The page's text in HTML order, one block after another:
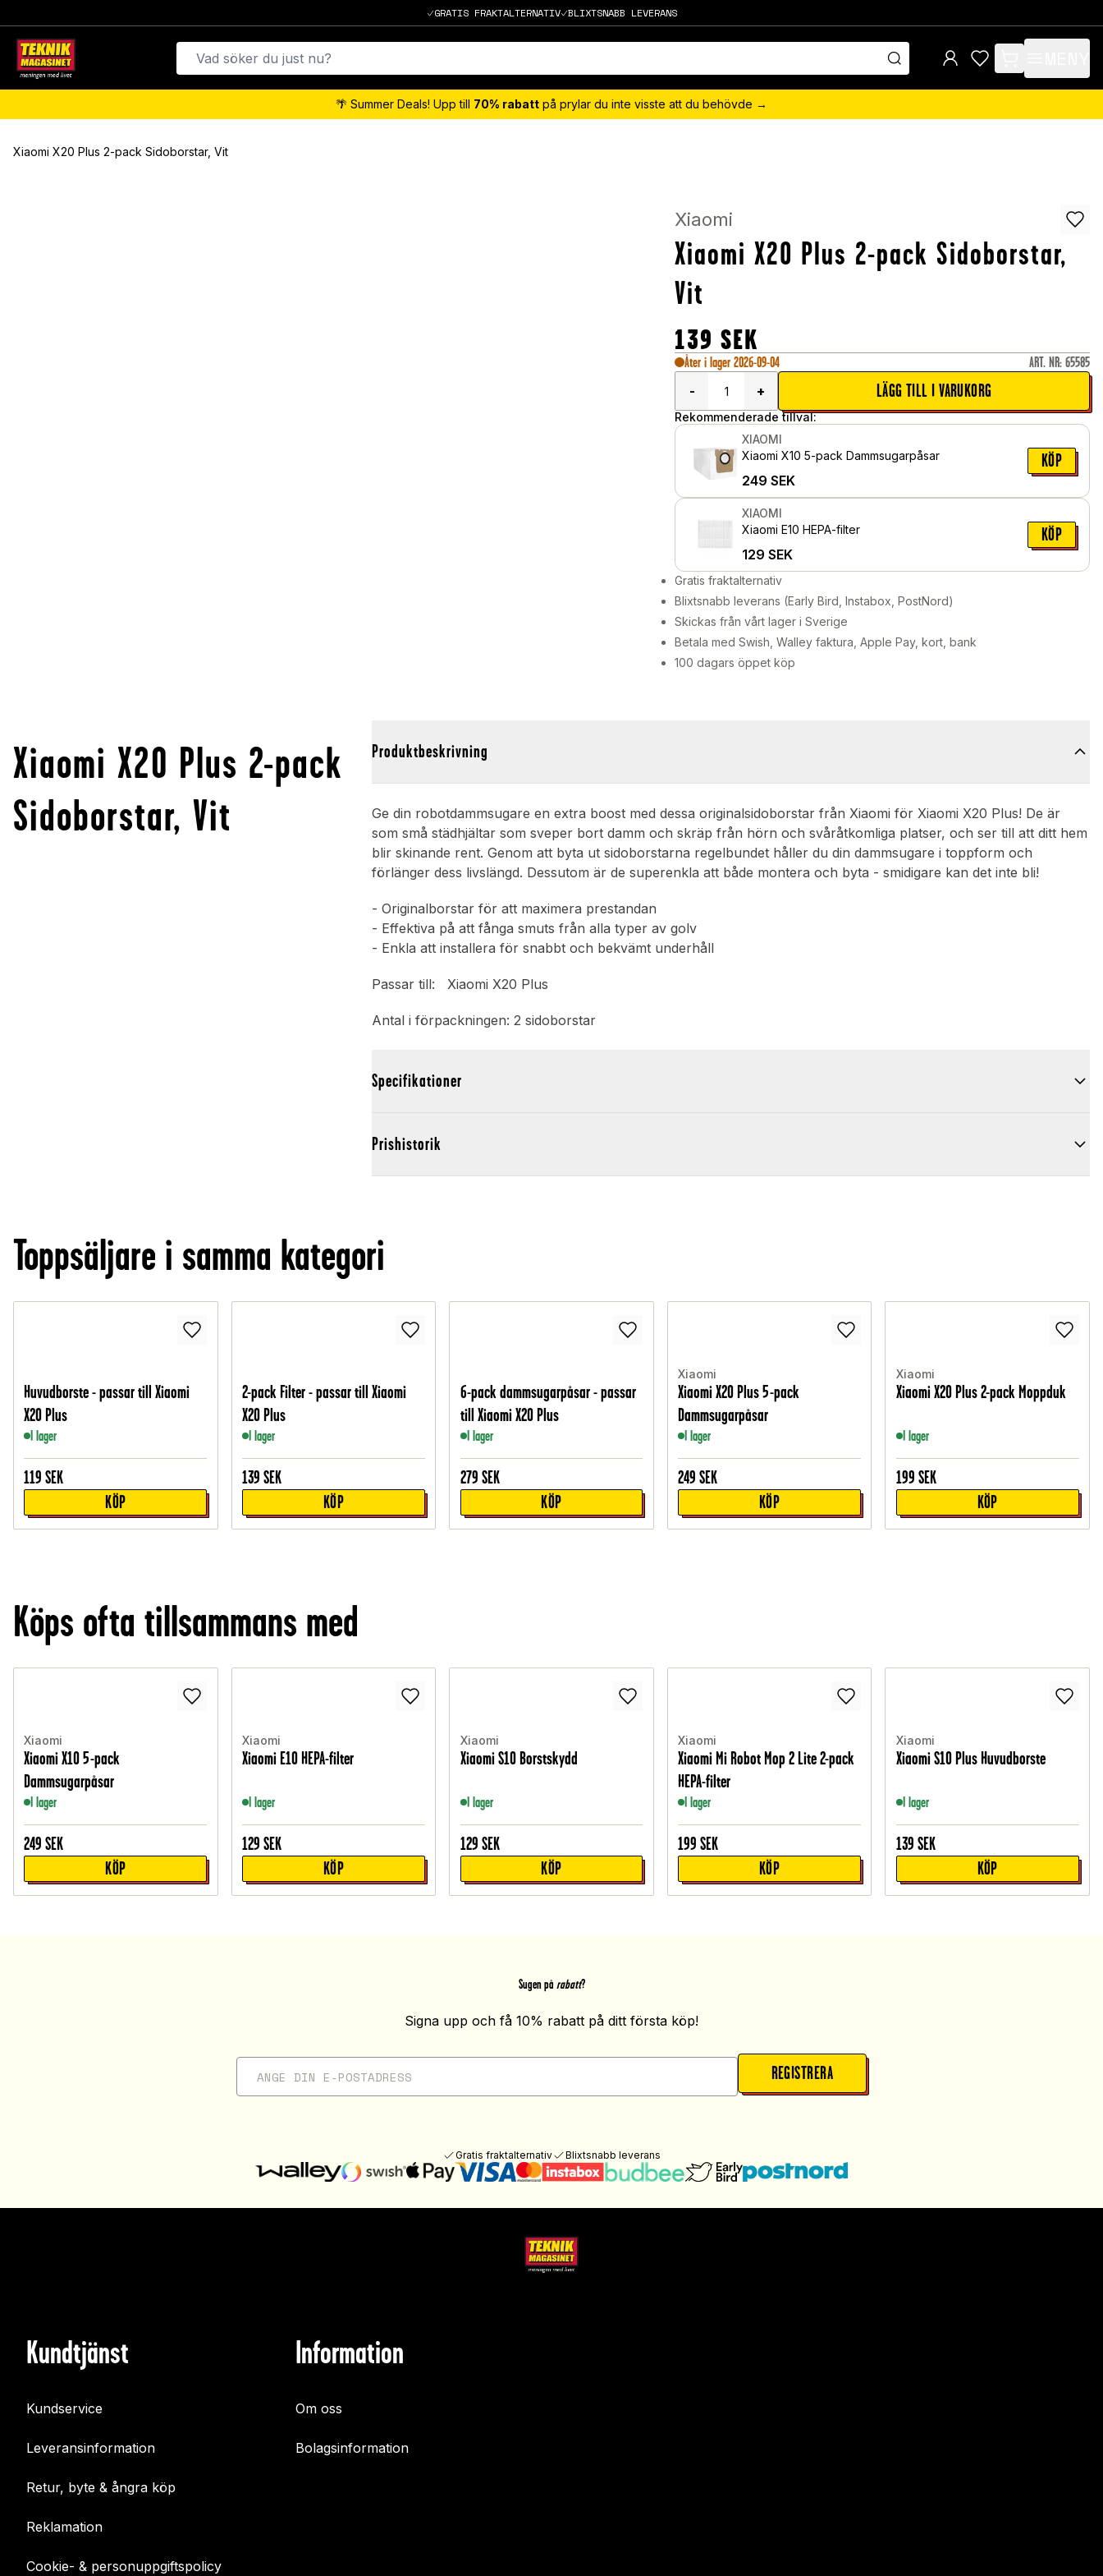
GRATIS FRAKTALTERNATIV BLIXTSNABB LEVERANS
items in cart, view
🌴 Summer Deals! Upp till 70% rabatt på prylar du inte visste att du behövde →
Xiaomi X20 Plus 2-pack Sidoborstar, Vit
Xiaomi
Xiaomi X20 Plus 2-pack Sidoborstar,
Vit
139 SEK
Åter i lager 2026-09-04 ART. NR: 65585
-
+ LÄGG TILL I VARUKORG
Rekommenderade tillval:
XIAOMI
Xiaomi X10 5-pack Dammsugarpåsar
249 SEK
KÖP
XIAOMI
Xiaomi E10 HEPA-filter
129 SEK
KÖP
Gratis fraktalternativ
Blixtsnabb leverans (Early Bird, Instabox, PostNord)
Skickas från vårt lager i Sverige
Betala med Swish, Walley faktura, Apple Pay, kort, bank
100 dagars öppet köp
Xiaomi X20 Plus 2-pack
Sidoborstar, Vit
Produktbeskrivning
Ge din robotdammsugare en extra boost med dessa originalsidoborstar från Xiaomi för Xiaomi X20 Plus! De är
som små städhjältar som sveper bort damm och skräp från hörn och svåråtkomliga platser, och ser till att ditt hem
blir skinande rent. Genom att byta ut sidoborstarna regelbundet håller du din dammsugare i toppform och
förlänger dess livslängd. Dessutom är de superenkla att både montera och byta - smidigare kan det inte bli!
- Originalborstar för att maximera prestandan
- Effektiva på att fånga smuts från alla typer av golv
- Enkla att installera för snabbt och bekvämt underhåll
Passar till: Xiaomi X20 Plus
Antal i förpackningen: 2 sidoborstar
Specifikationer
Prishistorik
Toppsäljare i samma kategori
Huvudborste - passar till Xiaomi
X20 Plus
I lager
119 SEK
KÖP
2-pack Filter - passar till Xiaomi
X20 Plus
I lager
139 SEK
KÖP
6-pack dammsugarpåsar - passar
till Xiaomi X20 Plus
I lager
279 SEK
KÖP
Xiaomi
Xiaomi X20 Plus 5-pack
Dammsugarpåsar
I lager
249 SEK
KÖP
Xiaomi
Xiaomi X20 Plus 2-pack Moppduk
I lager
199 SEK
KÖP
Köps ofta tillsammans med
Xiaomi
Xiaomi X10 5-pack
Dammsugarpåsar
I lager
249 SEK
KÖP
Xiaomi
Xiaomi E10 HEPA-filter
I lager
129 SEK
KÖP
Xiaomi
Xiaomi S10 Borstskydd
I lager
129 SEK
KÖP
Xiaomi
Xiaomi Mi Robot Mop 2 Lite 2-pack
HEPA-filter
I lager
199 SEK
KÖP
Xiaomi
Xiaomi S10 Plus Huvudborste
I lager
139 SEK
KÖP
Sugen på rabatt?
Signa upp och få 10% rabatt på ditt första köp!
REGISTRERA
Gratis fraktalternativ Blixtsnabb leverans
Kundtjänst
Kundservice
Leveransinformation
Retur, byte & ångra köp
Reklamation
Cookie- & personuppgiftspolicy
Information
Om oss
Bolagsinformation